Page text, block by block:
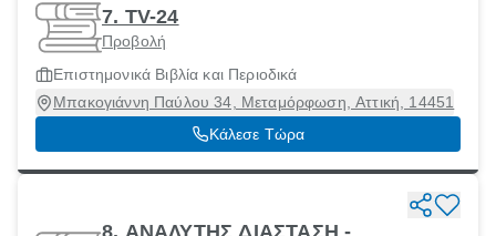
7. TV-24
Προβολή
Επιστημονικά Βιβλία και Περιοδικά
Μπακογιάννη Παύλου 34, Μεταμόρφωση, Αττική, 14451
Κάλεσε Τώρα
8. ΑΝΑΛΥΤΗΣ ΔΙΑΣΤΑΣΗ -